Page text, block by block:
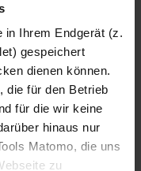
in Ihrem Endgerät (z.
gespeichert
dienen können.
die für den Betrieb
für die wir keine
hinaus nur
Matomo, die uns
zu
Lorenz